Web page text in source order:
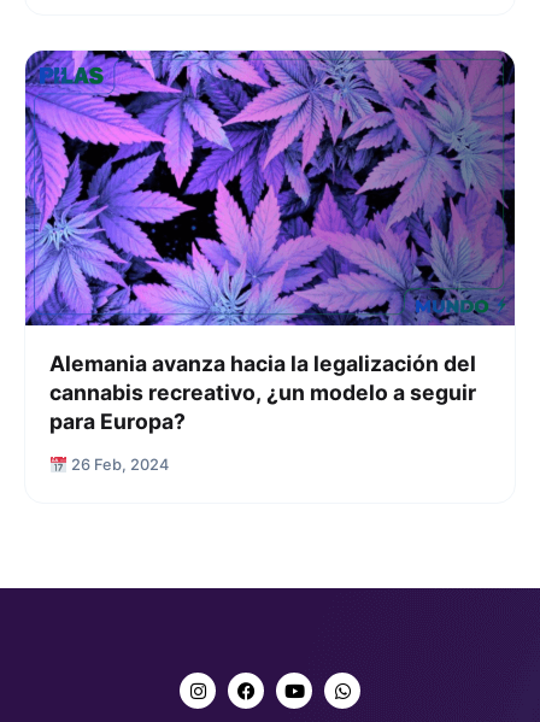
Alemania avanza hacia la legalización del
cannabis recreativo, ¿un modelo a seguir
para Europa?
26 Feb, 2024